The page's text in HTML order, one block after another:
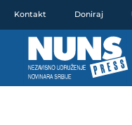
sadržaj
Kontakt Doniraj